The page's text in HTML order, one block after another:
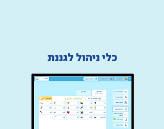
כלי ניהול לגננת